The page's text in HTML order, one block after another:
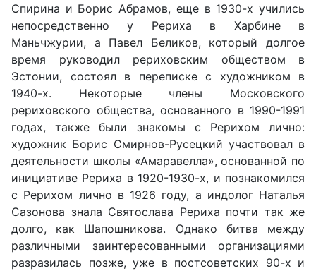
Спирина и Борис Абрамов, еще в 1930-х учились
непосредственно у Рериха в Харбине в
Маньчжурии, а Павел Беликов, который долгое
время руководил рериховским обществом в
Эстонии, состоял в переписке с художником в
1940-х. Некоторые члены Московского
рериховского общества, основанного в 1990-1991
годах, также были знакомы с Рерихом лично:
художник Борис Смирнов-Русецкий участвовал в
деятельности школы «Амаравелла», основанной по
инициативе Рериха в 1920-1930-х, и познакомился
с Рерихом лично в 1926 году, а индолог Наталья
Сазонова знала Святослава Рериха почти так же
долго, как Шапошникова. Однако битва между
различными заинтересованными организациями
разразилась позже, уже в постсоветских 90-х и